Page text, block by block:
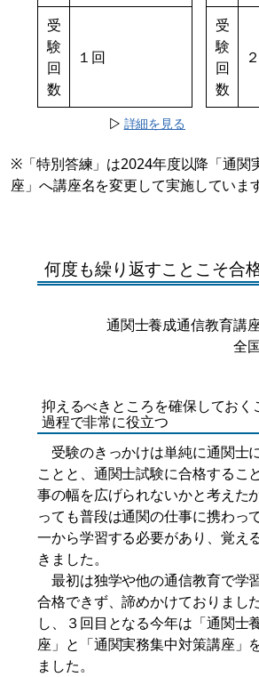
受
験
回
数
１回
受
験
回
数
▷ 詳細を見る
※「特別答練」は2024年度以降「通
座」へ講座名を変更して実施しています
何度も繰り返すことこそ合
通関士養成通信教育講
全
抑えるべきところを確保しておく
過程で非常に役立つ
受験のきっかけは単純に通関士
ことと、通関士試験に合格するこ
事の幅を広げられないかと考えた
っても普段は通関の仕事に携わっ
一から学習する必要があり、覚え
きました。
最初は独学や他の通信教育で学
合格できず、諦めかけておりまし
し、３回目となる今年は「通関士
座」と「通関実務集中対策講座」
ました。